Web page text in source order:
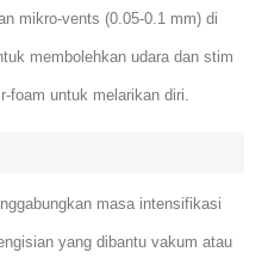
mikro-vents (0.05-0.1 mm) di
membolehkan udara dan stim
foam untuk melarikan diri.
masa intensifikasi
yang dibantu vakum atau